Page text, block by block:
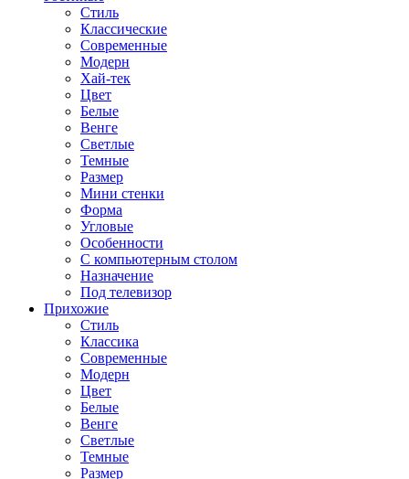
Стиль
Классические
Современные
Модерн
Хай-тек
Цвет
Белые
Венге
Светлые
Темные
Размер
Мини стенки
Форма
Угловые
Особенности
С компьютерным столом
Назначение
Под телевизор
Прихожие
Стиль
Классика
Современные
Модерн
Цвет
Белые
Венге
Светлые
Темные
Размер